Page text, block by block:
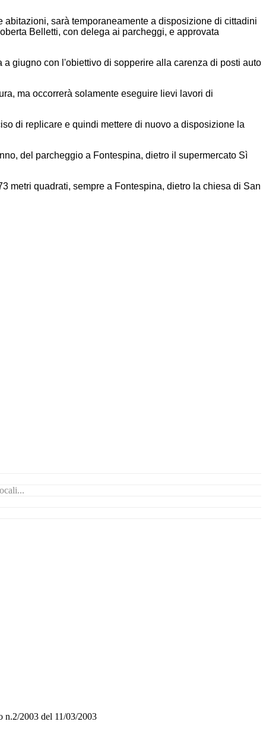
sarà temporaneamente a disposizione di cittadini
Belletti, con delega ai parcheggi, e approvata
giugno con l'obiettivo di sopperire alla carenza di posti auto
ma occorrerà solamente eseguire lievi lavori di
di replicare e quindi mettere di nuovo a disposizione la
del parcheggio a Fontespina, dietro il supermercato Sì
metri quadrati, sempre a Fontespina, dietro la chiesa di San
2003 del 11/03/2003